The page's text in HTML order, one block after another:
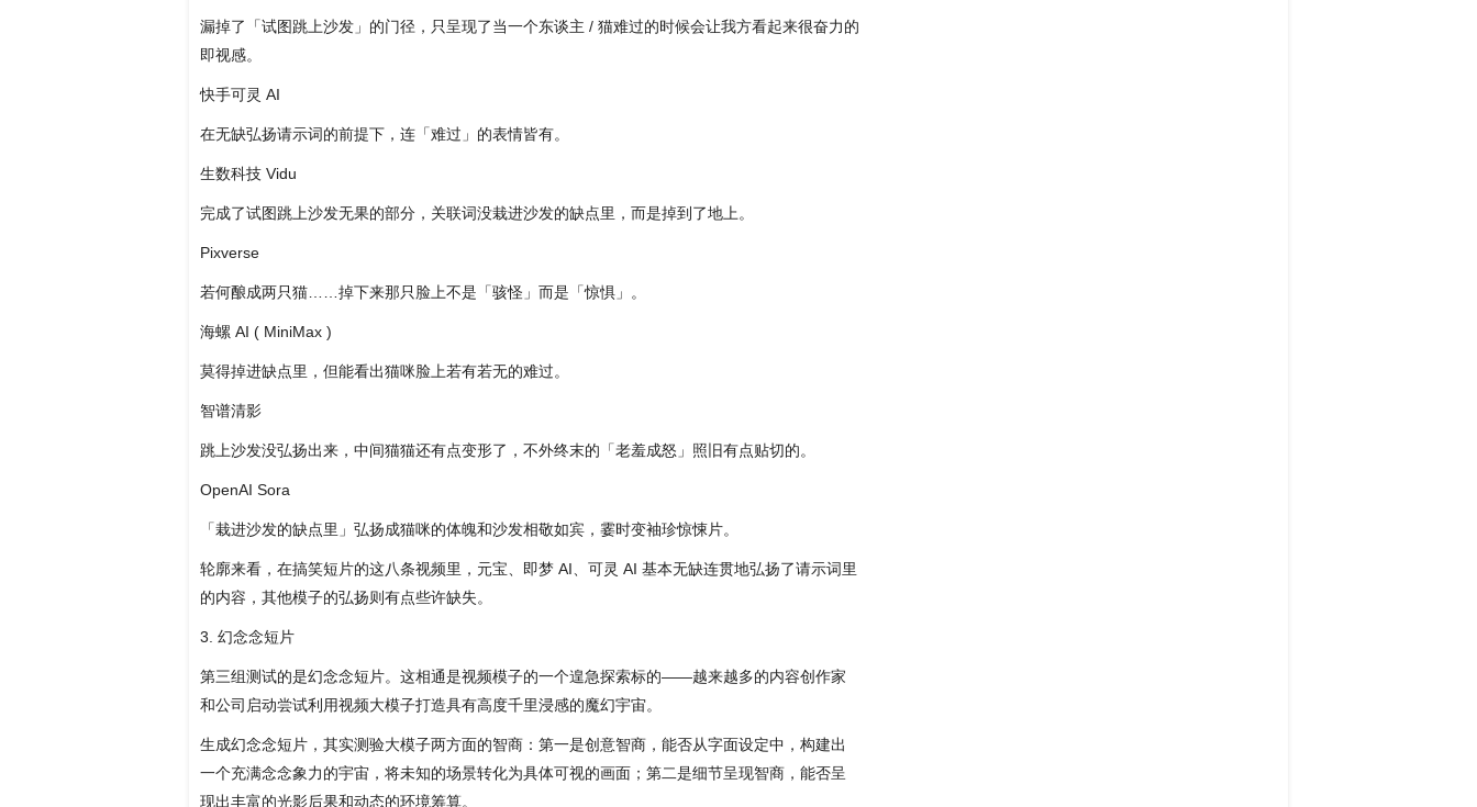
漏掉了「试图跳上沙发」的门径，只呈现了当一个东谈主 / 猫难过的时候会让我方看起来很奋力的
即视感。
快手可灵 AI
在无缺弘扬请示词的前提下，连「难过」的表情皆有。
生数科技 Vidu
完成了试图跳上沙发无果的部分，关联词没栽进沙发的缺点里，而是掉到了地上。
Pixverse
若何酿成两只猫……掉下来那只脸上不是「骇怪」而是「惊惧」。
海螺 AI ( MiniMax )
莫得掉进缺点里，但能看出猫咪脸上若有若无的难过。
智谱清影
跳上沙发没弘扬出来，中间猫猫还有点变形了，不外终末的「老羞成怒」照旧有点贴切的。
OpenAI Sora
「栽进沙发的缺点里」弘扬成猫咪的体魄和沙发相敬如宾，霎时变袖珍惊悚片。
轮廓来看，在搞笑短片的这八条视频里，元宝、即梦 AI、可灵 AI 基本无缺连贯地弘扬了请示词里
的内容，其他模子的弘扬则有点些许缺失。
3. 幻念念短片
第三组测试的是幻念念短片。这相通是视频模子的一个遑急探索标的——越来越多的内容创作家
和公司启动尝试利用视频大模子打造具有高度千里浸感的魔幻宇宙。
生成幻念念短片，其实测验大模子两方面的智商：第一是创意智商，能否从字面设定中，构建出
一个充满念念象力的宇宙，将未知的场景转化为具体可视的画面；第二是细节呈现智商，能否呈
现出丰富的光影后果和动态的环境筹算。